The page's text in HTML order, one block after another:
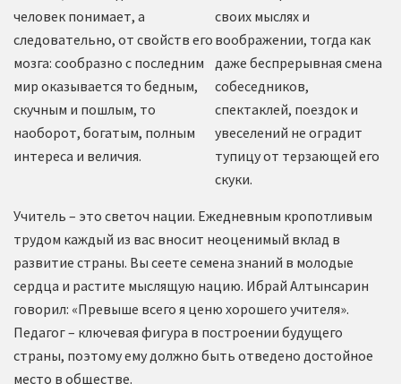
человек понимает, а
следовательно, от свойств его
мозга: сообразно с последним
мир оказывается то бедным,
скучным и пошлым, то
наоборот, богатым, полным
интереса и величия.
своих мыслях и
воображении, тогда как
даже беспрерывная смена
собеседников,
спектаклей, поездок и
увеселений не оградит
тупицу от терзающей его
скуки.
Учитель – это светоч нации. Ежедневным кропотливым
трудом каждый из вас вносит неоценимый вклад в
развитие страны. Вы сеете семена знаний в молодые
сердца и растите мыслящую нацию. Ибрай Алтынсарин
говорил: «Превыше всего я ценю хорошего учителя».
Педагог – ключевая фигура в построении будущего
страны, поэтому ему должно быть отведено достойное
место в обществе.